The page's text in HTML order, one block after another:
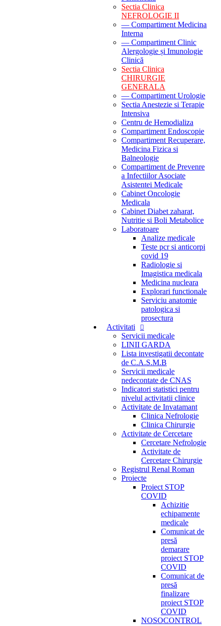
Sectia Clinica
NEFROLOGIE II
— Compartiment Medicina
Interna
— Compartiment Clinic
Alergologie și Imunologie
Clinică
Sectia Clinica
CHIRURGIE
GENERALA
— Compartiment Urologie
Sectia Anestezie si Terapie
Intensiva
Centru de Hemodializa
Compartiment Endoscopie
Compartiment Recuperare,
Medicina Fizica si
Balneologie
Compartiment de Prevenre
a Infectiilor Asociate
Asistentei Medicale
Cabinet Oncologie
Medicala
Cabinet Diabet zaharat,
Nutritie si Boli Metabolice
Laboratoare
Analize medicale
Teste pcr si anticorpi
covid 19
Radiologie si
Imagistica medicala
Medicina nucleara
Explorari functionale
Serviciu anatomie
patologica si
prosectura
Activitati
Servicii medicale
LINII GARDA
Lista investigatii decontate
de C.A.S.M.B
Servicii medicale
nedecontate de CNAS
Indicatori statistici pentru
nivelul activitatii clinice
Activitate de Invatamant
Clinica Nefrologie
Clinica Chirurgie
Activitate de Cercetare
Cercetare Nefrologie
Activitate de
Cercetare Chirurgie
Registrul Renal Roman
Proiecte
Proiect STOP
COVID
Achizitie
echipamente
medicale
Comunicat de
presă
demarare
proiect STOP
COVID
Comunicat de
presă
finalizare
proiect STOP
COVID
NOSOCONTROL